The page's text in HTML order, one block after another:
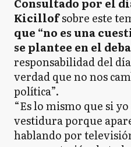
Consultado por el
Kicillofsobre este
que “no es una
se plantee en el
responsabilidad del
verdad que no nos
política”.
“Es lo mismo que si
vestidura porque
hablando por